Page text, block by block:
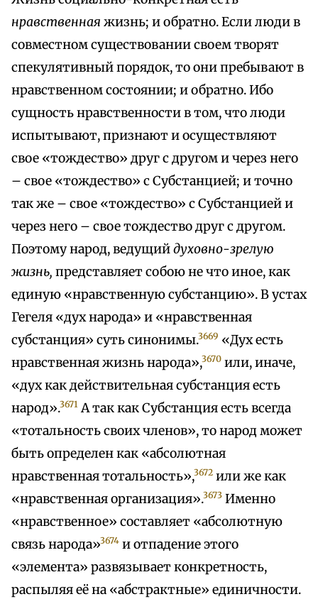
нравственная жизнь; и обратно. Если люди в
совместном существовании своем творят
спекулятивный порядок, то они пребывают в
нравственном состоянии; и обратно. Ибо
сущность нравственности в том, что люди
испытывают, признают и осуществляют
свое «тождество» друг с другом и через него
– свое «тождество» с Субстанцией; и точно
так же – свое «тождество» с Субстанцией и
через него – свое тождество друг с другом.
Поэтому народ, ведущийдуховно-зрелую
жизнь, представляет собою не что иное, как
единую «нравственную субстанцию». В устах
Гегеля «дух народа» и «нравственная
субстанция» суть синонимы.3669 «Дух есть
нравственная жизнь народа»,3670 или, иначе,
«дух как действительная субстанция есть
народ».3671 А так как Субстанция есть всегда
«тотальность своих членов», то народ может
быть определен как «абсолютная
нравственная тотальность»,3672 или же как
«нравственная организация».3673 Именно
«нравственное» составляет «абсолютную
связь народа»3674 и отпадение этого
«элемента» развязывает конкретность,
распыляя её на «абстрактные» единичности.